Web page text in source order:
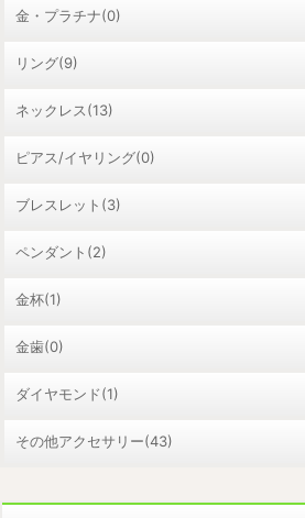
金・プラチナ(0)
リング(9)
ネックレス(13)
ピアス/イヤリング(0)
ブレスレット(3)
ペンダント(2)
金杯(1)
金歯(0)
ダイヤモンド(1)
その他アクセサリー(43)